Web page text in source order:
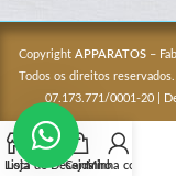
Copyright APPARATOS –
Todos os direitos reservados.
07.173.771/0001-20 |
Loja
Lista de Desejos
CarrinhoMinha conta